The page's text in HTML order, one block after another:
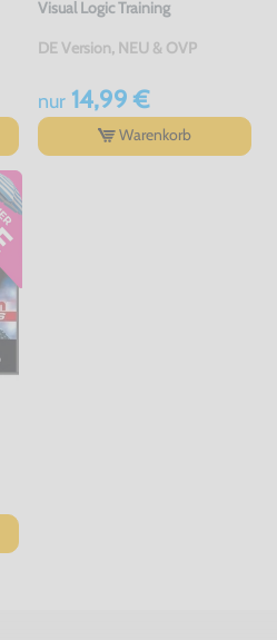
Visual Logic Training
DE Version, NEU & OVP
nur14,99 €
Warenkorb